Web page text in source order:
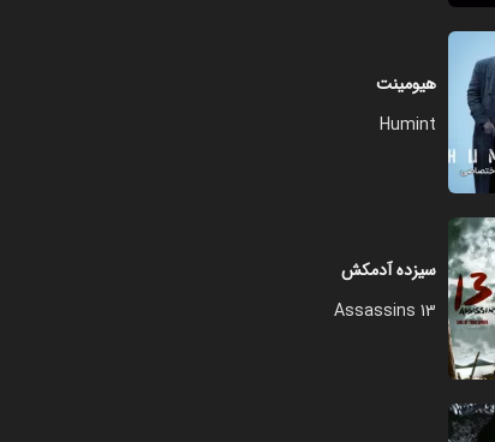
هیومینت
Humint
سیزده آدمکش
13 Assassins